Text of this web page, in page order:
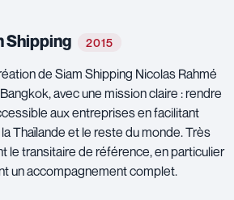
Shipping 2015
de Siam Shipping Nicolas Rahmé
avec une mission claire : rendre
aux entreprises en facilitant
Thaïlande et le reste du monde. Très
le transitaire de référence, en particulier
un accompagnement complet.